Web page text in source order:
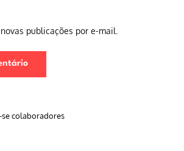
publicações por e-mail.
se colaboradores